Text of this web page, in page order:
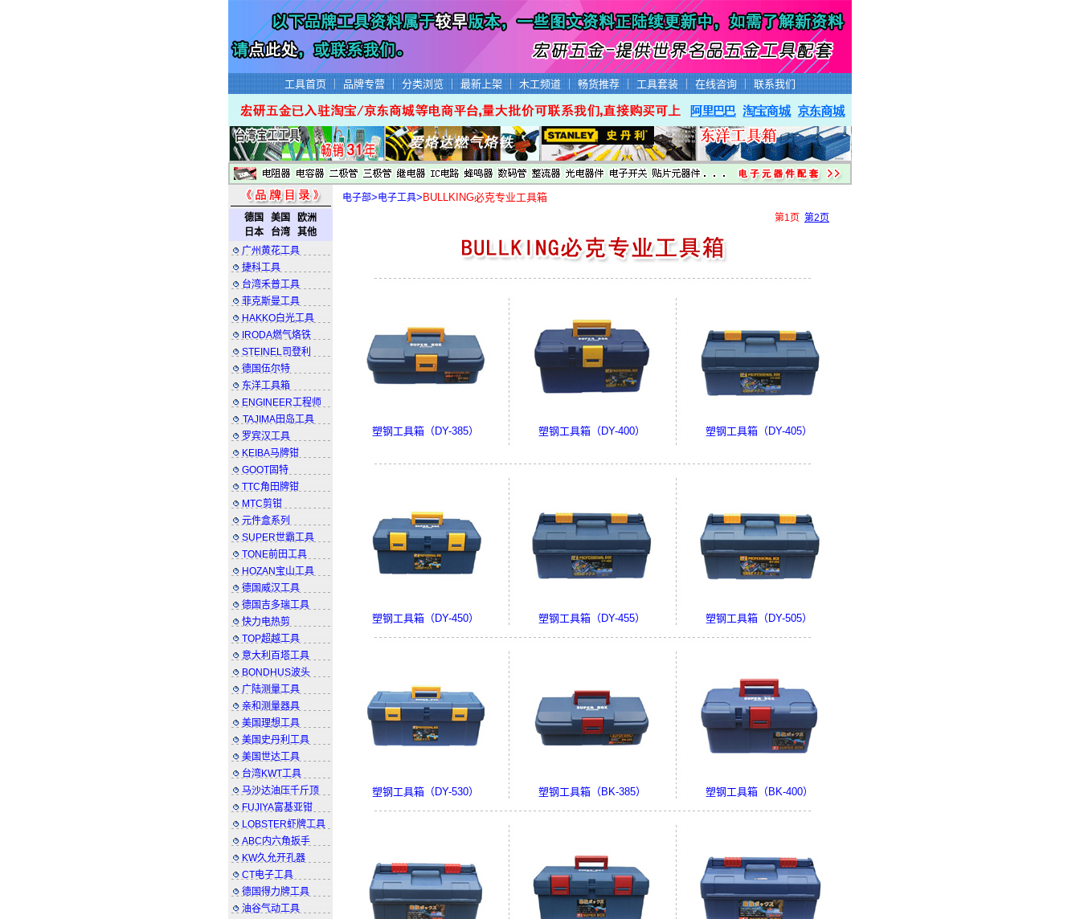
工具首页 品牌专营 分类浏览 最新上架 木工频道 畅货推荐 工具套装 在线咨询 联系我们
德国 美国
欧洲
日本
台湾
其他
广州黄花工具
捷科工具
台湾禾普工具
菲克斯曼工具
HAKKO白光工具
IRODA燃气烙铁
STEINEL司登利
德国伍尔特
东洋工具箱
ENGINEER工程师
TAJIMA田岛工具
罗宾汉工具
KEIBA马牌钳
GOOT固特
TTC角田牌钳
MTC剪钳
元件盒系列
SUPER世霸工具
TONE前田工具
HOZAN宝山工具
德国威汉工具
德国吉多瑞工具
快力电热剪
TOP超越工具
意大利百塔工具
BONDHUS波头
广陆测量工具
亲和测量器具
美国理想工具
美国史丹利工具
美国世达工具
台湾KWT工具
马沙达油压千斤顶
FUJIYA富基亚钳
LOBSTER虾牌工具
ABC内六角扳手
KW久允开孔器
CT电子工具
德国得力牌工具
油谷气动工具
电子部>电子工具> BULLKING必克专业工具箱
第1页 第2页
塑钢工具箱（DY-385） 塑钢工具箱（DY-400） 塑钢工具箱（DY-405）
塑钢工具箱（DY-450） 塑钢工具箱（DY-455） 塑钢工具箱（DY-505）
塑钢工具箱（DY-530） 塑钢工具箱（BK-385） 塑钢工具箱（BK-400）